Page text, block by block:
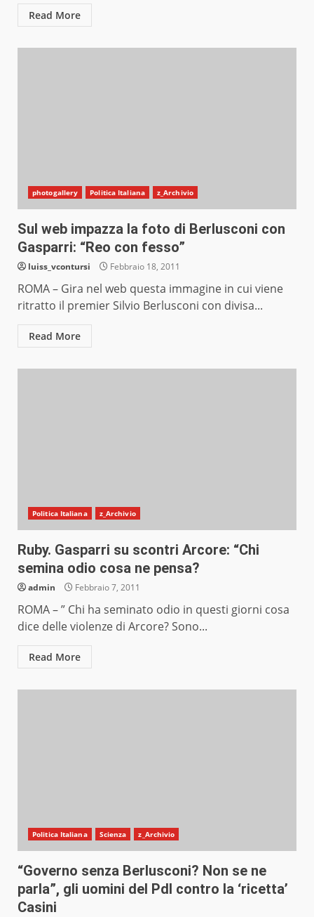
Read More
photogallery Politica Italiana z_Archivio
Sul web impazza la foto di Berlusconi con
Gasparri: “Reo con fesso”
luiss_vcontursi Febbraio 18, 2011
ROMA – Gira nel web questa immagine in cui viene
ritratto il premier Silvio Berlusconi con divisa...
Read More
Politica Italiana z_Archivio
Ruby. Gasparri su scontri Arcore: “Chi
semina odio cosa ne pensa?
admin Febbraio 7, 2011
ROMA – ” Chi ha seminato odio in questi giorni cosa
dice delle violenze di Arcore? Sono...
Read More
Politica Italiana Scienza z_Archivio
“Governo senza Berlusconi? Non se ne
parla”, gli uomini del Pdl contro la ‘ricetta’
Casini